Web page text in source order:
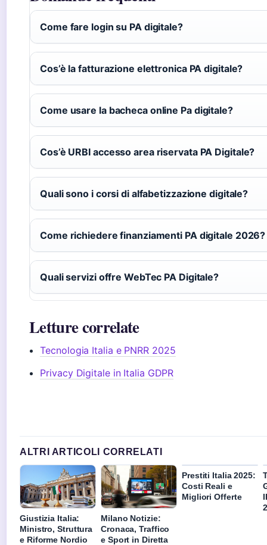
Come fare login su PA digitale?
Cos’è la fatturazione elettronica PA digitale?
Come usare la bacheca online Pa digitale?
Cos’è URBI accesso area riservata PA Digitale?
Quali sono i corsi di alfabetizzazione digitale?
Come richiedere finanziamenti PA digitale 2026?
Quali servizi offre WebTec PA Digitale?
Letture correlate
Tecnologia Italia e PNRR 2025
Privacy Digitale in Italia GDPR
ALTRI ARTICOLI CORRELATI
Giustizia Italia:
Ministro, Struttura
e Riforme Nordio
Milano Notizie:
Cronaca, Traffico
e Sport in Diretta
Prestiti Italia 2025:
Costi Reali e
Migliori Offerte